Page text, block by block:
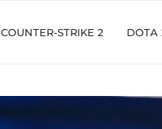
COUNTER-STRIKE 2 DOTA